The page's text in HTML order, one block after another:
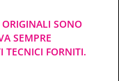
SONO
SEMPRE
TECNICI FORNITI.